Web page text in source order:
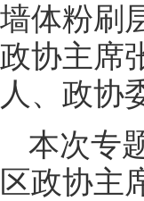
墙体粉刷
政协主席
人、政协
本次专
区政协主